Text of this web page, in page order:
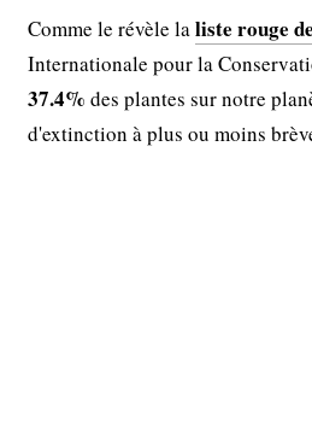
Comme le révèle laliste rouge
Internationale pour la
37.4% des plantes sur notre
d'extinction à plus ou moins